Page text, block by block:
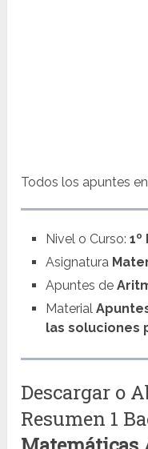
Todos los apuntes
Nivel o Curso:
Asignatura
Apuntes de
Material
las soluciones
Descargar o
Resumen 1